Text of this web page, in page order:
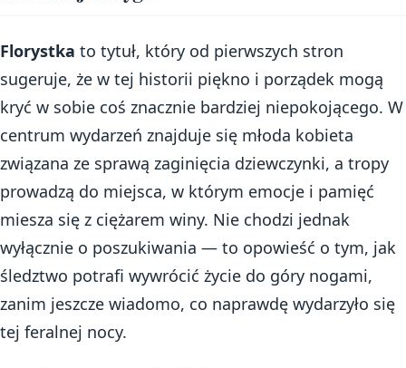
Florystka to tytuł, który od pierwszych stron
sugeruje, że w tej historii piękno i porządek mogą
kryć w sobie coś znacznie bardziej niepokojącego. W
centrum wydarzeń znajduje się młoda kobieta
związana ze sprawą zaginięcia dziewczynki, a tropy
prowadzą do miejsca, w którym emocje i pamięć
miesza się z ciężarem winy. Nie chodzi jednak
wyłącznie o poszukiwania — to opowieść o tym, jak
śledztwo potrafi wywrócić życie do góry nogami,
zanim jeszcze wiadomo, co naprawdę wydarzyło się
tej feralnej nocy.